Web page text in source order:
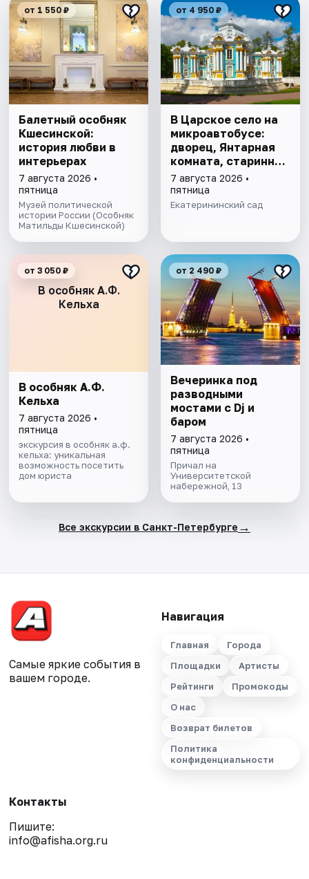
от 1 550 ₽
Балетный особняк
Кшесинской:
история любви в
интерьерах
7 августа 2026 •
пятница
Музей политической
истории России (Особняк
Матильды Кшесинской)
от 4 950 ₽
В Царское село на
микроавтобусе:
дворец, Янтарная
комната, старинный
парк
7 августа 2026 •
пятница
Екатерининский сад
В особняк А.Ф.
Кельха
от 3 050 ₽
В особняк А.Ф.
Кельха
7 августа 2026 •
пятница
экскурсия в особняк а.ф.
кельха: уникальная
возможность посетить
дом юриста
от 2 490 ₽
Вечеринка под
разводными
мостами с Dj и
баром
7 августа 2026 •
пятница
Причал на
Университетской
набережной, 13
Все экскурсии в Санкт-Петербурге →
Самые яркие события в
вашем городе.
Навигация
Главная
Города
Площадки
Артисты
Рейтинги
Промокоды
О нас
Возврат билетов
Политика
конфиденциальности
Контакты
Пишите:
info@afisha.org.ru